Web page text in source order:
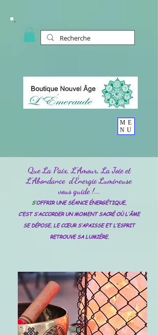
ME
NU
Que La Paix, L'Amour, La Joie et
L'Abondance d'Énergie Lumineuse
vous guide !...
S’OFFRIR UNE SÉANCE ÉNERGÉTIQUE,
C’EST S’ACCORDER UN MOMENT SACRÉ OÙ L’ÂME
SE DÉPOSE, LE CŒUR S’APAISSE ET L’ESPRIT
RETROUVE SA LUMIÈRE.